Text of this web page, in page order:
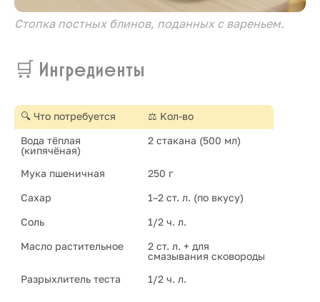
Стопка постных блинов, поданных с вареньем.
🛒 Ингредиенты
🔍 Что потребуется
⚖️ Кол-во
Вода тёплая
(кипячёная)
2 стакана (500 мл)
Мука пшеничная
250 г
Сахар
1–2 ст. л. (по вкусу)
Соль
1/2 ч. л.
Масло растительное
2 ст. л. + для
смазывания сковороды
Разрыхлитель теста
1/2 ч. л.